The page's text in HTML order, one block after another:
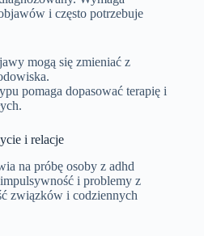
i często potrzebuje
mogą się zmieniać z
pomaga dopasować terapię i
i relacje
na próbę osoby z adhd
i problemy z
związków i codziennych